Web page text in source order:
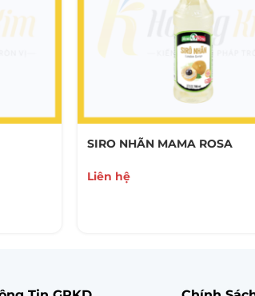
SIRO NHÃN MAMA ROSA
Liên hệ